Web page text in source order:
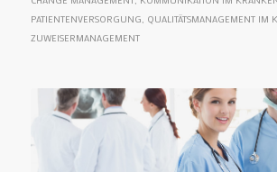
PATIENTENVERSORGUNG, QUALITÄTSMANAGEMENT IM
ZUWEISERMANAGEMENT